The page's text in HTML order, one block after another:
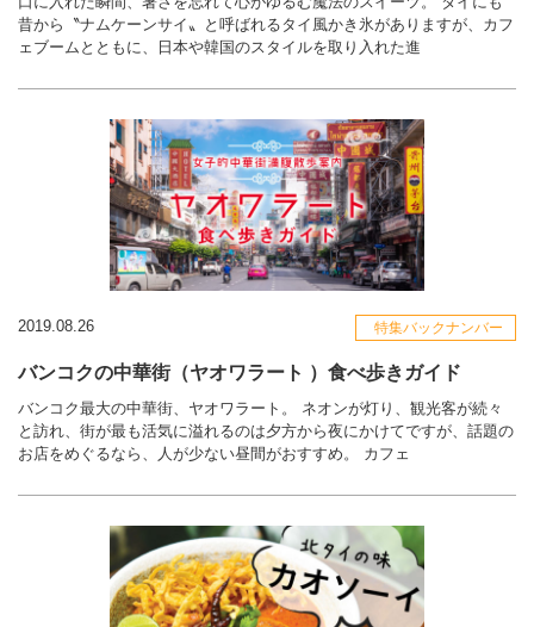
昔から〝ナムケーンサイ〟と呼ばれるタイ風かき氷がありますが、カフ
ェブームとともに、日本や韓国のスタイルを取り入れた進
2019.08.26 特集バックナンバー
バンコクの中華街（ヤオワラート ）食べ歩きガイド
バンコク最大の中華街、ヤオワラート。 ネオンが灯り、観光客が続々
と訪れ、街が最も活気に溢れるのは夕方から夜にかけてですが、話題の
お店をめぐるなら、人が少ない昼間がおすすめ。 カフェ